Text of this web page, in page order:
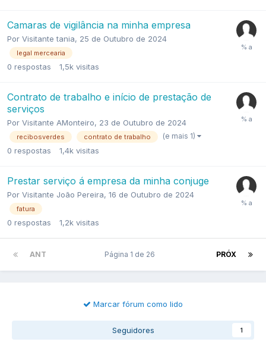
Camaras de vigilância na minha empresa
Por Visitante tania, 25 de Outubro de 2024
legal mercearia
0 respostas 1,5k visitas
Contrato de trabalho e início de prestação de
serviços
Por Visitante AMonteiro, 23 de Outubro de 2024
recibosverdes contrato de trabalho (e mais 1)
0 respostas 1,4k visitas
Prestar serviço á empresa da minha conjuge
Por Visitante João Pereira, 16 de Outubro de 2024
fatura
0 respostas 1,2k visitas
ANT PRÓX
Página 1 de 26
Marcar fórum como lido
Seguidores 1